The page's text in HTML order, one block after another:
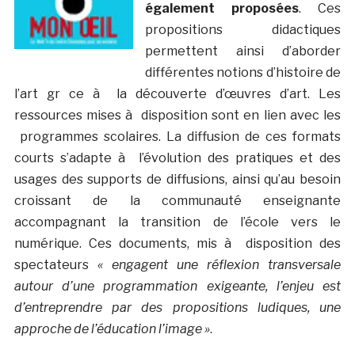
également proposées. Ces
propositions didactiques
permettent ainsi d’aborder
différentes notions d’histoire de
l’art gr ce à la découverte d’œuvres d’art. Les
ressources mises à disposition sont en lien avec les
programmes scolaires. La diffusion de ces formats
courts s’adapte à l’évolution des pratiques et des
usages des supports de diffusions, ainsi qu’au besoin
croissant de la communauté enseignante
accompagnant la transition de l’école vers le
numérique. Ces documents, mis à disposition des
spectateurs « engagent une réflexion transversale
autour d’une programmation exigeante, l’enjeu est
d’entreprendre par des propositions ludiques, une
approche de l’éducation l’image ».